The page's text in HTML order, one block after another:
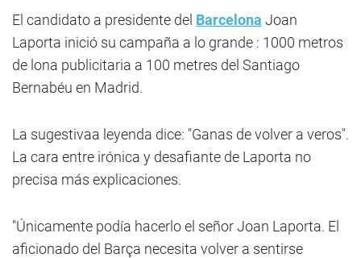
El candidato a presidente del Barcelona Joan
Laporta inició su campaña a lo grande : 1000 metros
de lona publicitaria a 100 metres del Santiago
Bernabéu en Madrid.
La sugestivaa leyenda dice: "Ganas de volver a veros".
La cara entre irónica y desafiante de Laporta no
precisa más explicaciones.
"Únicamente podía hacerlo el señor Joan Laporta. El
aficionado del Barça necesita volver a sentirse